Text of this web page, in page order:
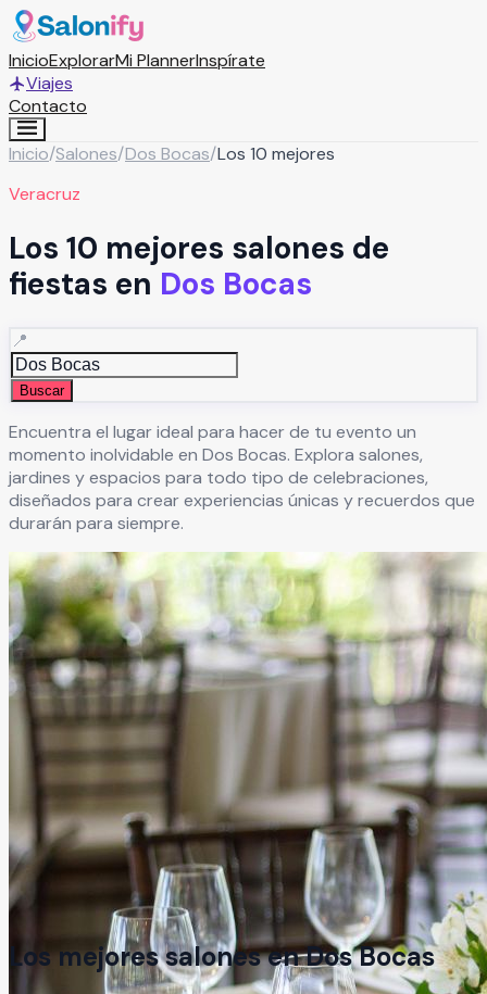
InicioExplorarMi PlannerInspírate
Viajes
Contacto
Inicio/Salones/Dos Bocas/Los 10 mejores
Veracruz
Los 10 mejores salones de
fiestas en Dos Bocas
📍
Buscar
Encuentra el lugar ideal para hacer de tu evento un
momento inolvidable en Dos Bocas. Explora salones,
jardines y espacios para todo tipo de celebraciones,
diseñados para crear experiencias únicas y recuerdos que
durarán para siempre.
Los mejores salones enDos Bocas